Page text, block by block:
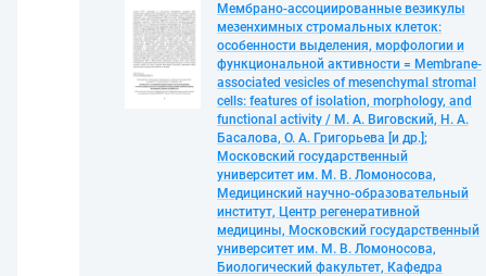
Мембрано-ассоциированные везикулы
мезенхимных стромальных клеток:
особенности выделения, морфологии и
функциональной активности = Membrane-
associated vesicles of mesenchymal stromal
cells: features of isolation, morphology, and
functional activity / М. А. Виговский, Н. А.
Басалова, О. А. Григорьева [и др.];
Московский государственный
университет им. М. В. Ломоносова,
Медицинский научно-образовательный
институт, Центр регенеративной
медицины, Московский государственный
университет им. М. В. Ломоносова,
Биологический факультет, Кафедра